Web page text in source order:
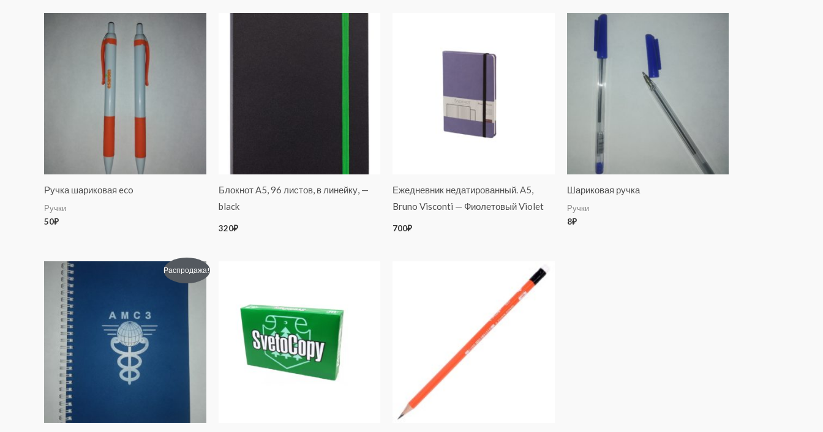
Ручка шариковая eco
Ручки
50₽
Блокнот А5, 96 листов, в линейку, —
black
320₽
Ежедневник недатированный. А5,
Bruno Visconti — Фиолетовый Violet
700₽
Шариковая ручка
Ручки
8₽
Распродажа!
Первоначальная
цена
составляла
100₽.